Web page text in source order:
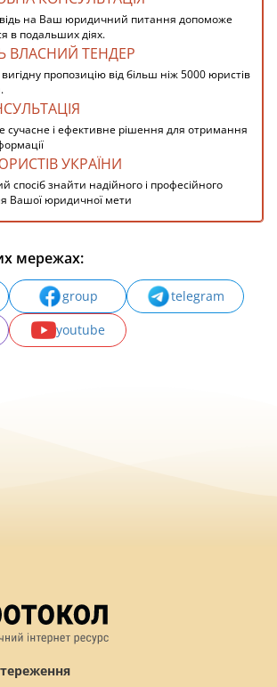
на Ваш юридичний питання допоможе
в подальших діях.
ВЛАСНИЙ ТЕНДЕР
пропозицію від більш ніж 5000 юристів
сучасне і ефективне рішення для отримання
УКРАЇНИ
спосіб знайти надійного і професійного
Вашої юридичної мети
мережах:
group
telegram
youtube